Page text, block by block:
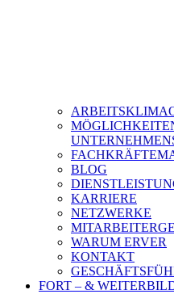
BLOG
KARRIERE
NETZWERKE
WARUM ERVER
KONTAKT
FORT – &